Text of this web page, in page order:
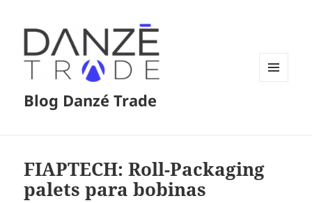
Blog Danzé Trade
FIAPTECH: Roll-Packaging
palets para bobinas